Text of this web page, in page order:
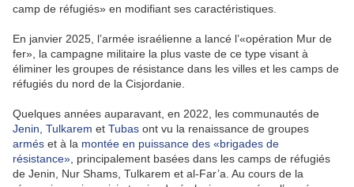
camp de réfugiés» en modifiant ses caractéristiques.
En janvier 2025, l’armée israélienne a lancé l’«opération Mur de
fer», la campagne militaire la plus vaste de ce type visant à
éliminer les groupes de résistance dans les villes et les camps de
réfugiés du nord de la Cisjordanie.
Quelques années auparavant, en 2022, les communautés de
Jenin Tulkarem et Tubas ont vu la renaissance de groupes
armés et à la montée en puissance des «brigades de
résistance» , principalement basées dans les camps de réfugiés
de Jenin, Nur Shams, Tulkarem et al-Far’a. Au cours de la